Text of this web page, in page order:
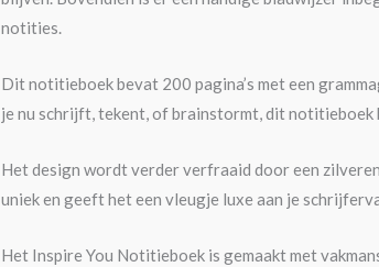
notities.
Dit notitieboek bevat 200 pagina’s met een
je nu schrijft, tekent, of brainstormt, dit notitieboek
Het design wordt verder verfraaid door een
uniek en geeft het een vleugje luxe aan je
Het Inspire You Notitieboek is gemaakt met